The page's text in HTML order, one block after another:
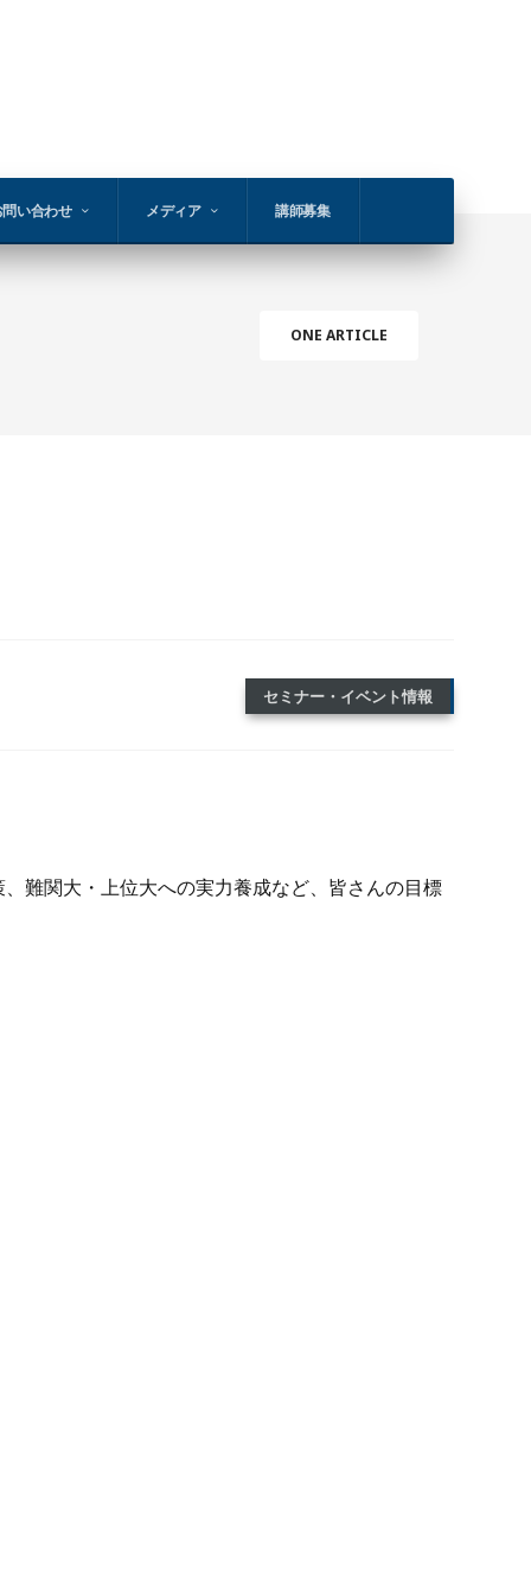
い合わせ メディア 講師募集
ONE ARTICLE
セミナー・イベント情報
難関大・上位大への実力養成など、皆さんの目標